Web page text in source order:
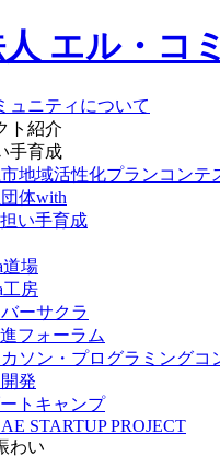
ュニティについて
ト紹介
手育成
地域活性化プランコンテ
体with
い手育成
道場
工房
ーサクラ
フォーラム
ソン・プログラミングコ
発
トキャンプ
STARTUP PROJECT
わい